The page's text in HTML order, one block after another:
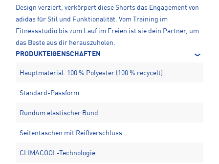
Design verziert, verkörpert diese Shorts das Engagement von
adidas für Stil und Funktionalität. Vom Training im
Fitnessstudio bis zum Lauf im Freien ist sie dein Partner, um
das Beste aus dir herauszuholen.
PRODUKTEIGENSCHAFTEN
Hauptmaterial: 100 % Polyester (100 % recycelt)
Standard-Passform
Rundum elastischer Bund
Seitentaschen mit Reißverschluss
CLIMACOOL-Technologie